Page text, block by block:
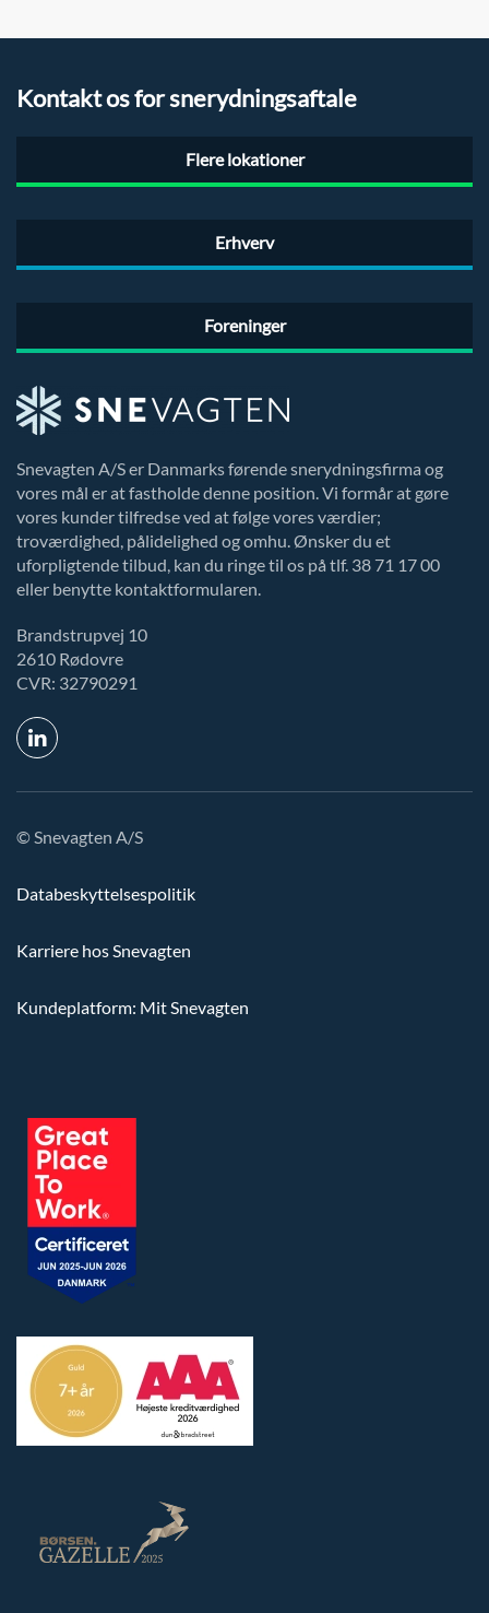
Snevagten A/S er Danmarks førende snerydningsfirma og
vores mål er at fastholde denne position. Vi formår at gøre
vores kunder tilfredse ved at følge vores værdier;
troværdighed, pålidelighed og omhu. Ønsker du et
uforpligtende tilbud, kan du ringe til os på tlf. 38 71 17 00
eller benytte kontaktformularen.
Brandstrupvej 10
2610 Rødovre
CVR: 32790291
Kontakt os for snerydningsaftale
Flere lokationer
Erhverv
Foreninger
© Snevagten A/S
Databeskyttelsespolitik
Karriere hos Snevagten
Kundeplatform: Mit Snevagten